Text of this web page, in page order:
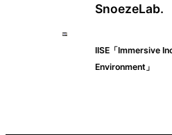
SnoezeLab.
IISE「Immersive
Environment」